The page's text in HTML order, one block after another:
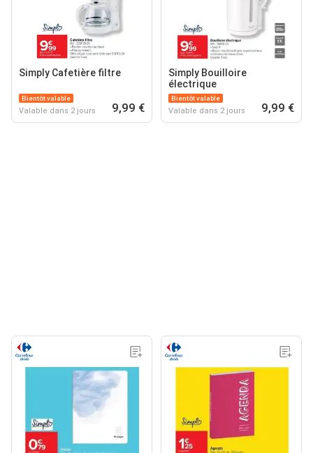
Simply Cafetière filtre
Bientôt valable
Valable dans 2 jours 9,99 €
Simply Bouilloire
électrique
Bientôt valable
Valable dans 2 jours 9,99 €